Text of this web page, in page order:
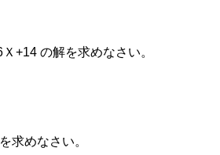
+14 の解を求めなさい。
求めなさい。